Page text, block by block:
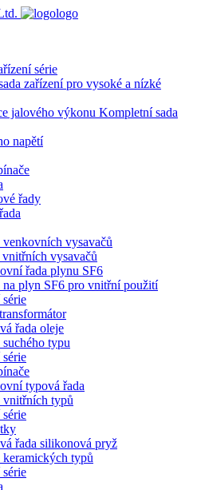
logo
série
zařízení pro vysoké a nízké
jalového výkonu Kompletní sada
napětí
řady
venkovních vysavačů
vnitřních vysavačů
řada plynu SF6
na plyn SF6 pro vnitřní použití
řada oleje
suchého typu
typová řada
vnitřních typů
řada silikonová pryž
keramických typů